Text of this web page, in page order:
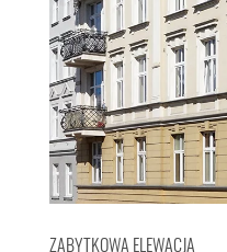
ZABYTKOWA ELEWACJA